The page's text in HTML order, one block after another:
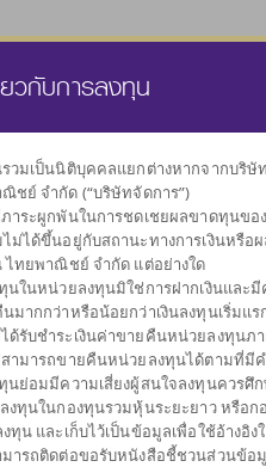
บุคคล
ผันผวนต่ำ
รักษาเงินลงทุน
กระจายการลงทุน
หลายสินทรัพย์
เ
ต
กองทุนรวม
ตราสารหนี้
กองทุนรวมดัชนี
วกับการลงทุน
วมเป็นนิติบุคคลแยกต่างหากจากบริ
ชย์ จำกัด (“บริษัทจัดการ”)
าระผูกพันในการชดเชยผลขาดทุนขอ
ม่ได้ขึ้นอยู่กับสถานะทางการเงินหรือ
ไทยพาณิชย์ จำกัด แต่อย่างใด
นในหน่วยลงทุนมิใช่การฝากเงินและ
มากกว่าหรือน้อยกว่าเงินลงทุนเริ่ม
ด้รับชำระเงินค่าขายคืนหน่วยลงทุนภ
ามารถขายคืนหน่วยลงทุนได้ตามที่มีค
นย่อมมีความเสี่ยงผู้สนใจลงทุนควร
งทุนในกองทุนรวมหุ้นระยะยาว หรือก
ทุน และเก็บไว้เป็นข้อมูลเพื่อใช้อ้างอิ
ารถติดต่อขอรับหนังสือชี้ชวนส่วนข้อ